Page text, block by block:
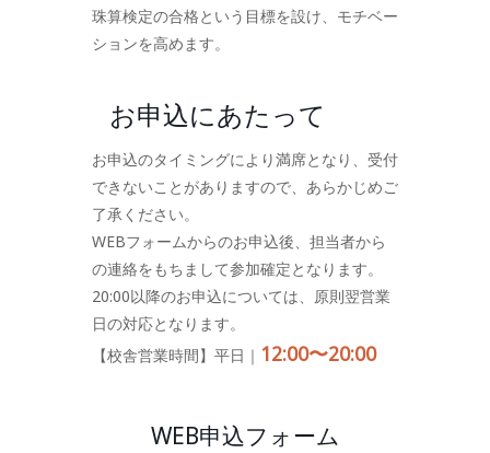
珠算検定の合格という目標を設け、モチベー
ションを高めます。
お申込にあたって
お申込のタイミングにより満席となり、受付
できないことがありますので、あらかじめご
了承ください。
WEBフォームからのお申込後、担当者から
の連絡をもちまして参加確定となります。
20:00以降のお申込については、原則翌営業
日の対応となります。
【校舎営業時間】平日｜ 12:00〜20:00
WEB申込フォーム